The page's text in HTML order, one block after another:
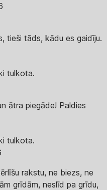
tieši tāds, kādu es gaidīju.
tulkota.
ātra piegāde! Paldies
tulkota.
rakstu, ne biezs, ne
grīdām, neslīd pa grīdu,